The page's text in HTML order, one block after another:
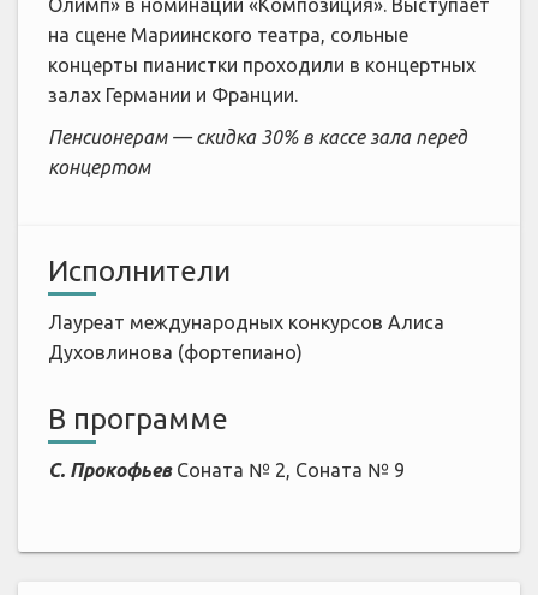
Олимп» в номинации «Композиция». Выступает
на сцене Мариинского театра, сольные
концерты пианистки проходили в концертных
залах Германии и Франции.
Пенсионерам — скидка 30% в кассе зала перед
концертом
Исполнители
Лауреат международных конкурсов Алиса
Духовлинова (фортепиано)
В программе
С. ПрокофьевСоната № 2, Соната № 9